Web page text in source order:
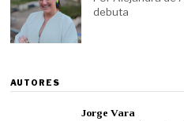
debuta
AUTORES
Jorge Vara